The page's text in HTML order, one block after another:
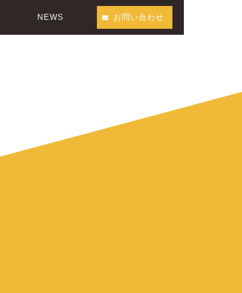
NEWS お問い合わせ